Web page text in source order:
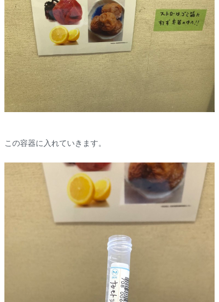
この容器に入れていきます。